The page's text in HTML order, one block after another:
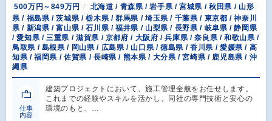
500万円～849万円
北海道 / 青森県 / 岩手県 / 宮城県 / 秋田県 / 山形
県 / 福島県 / 茨城県 / 栃木県 / 群馬県 / 埼玉県 / 千葉県 / 東京都 / 神奈川
県 / 新潟県 / 富山県 / 石川県 / 福井県 / 山梨県 / 長野県 / 岐阜県 / 静岡県
/ 愛知県 / 三重県 / 滋賀県 / 京都府 / 大阪府 / 兵庫県 / 奈良県 / 和歌山県 /
鳥取県 / 島根県 / 岡山県 / 広島県 / 山口県 / 徳島県 / 香川県 / 愛媛県 / 高
知県 / 福岡県 / 佐賀県 / 長崎県 / 熊本県 / 大分県 / 宮崎県 / 鹿児島県 / 沖
縄県
仕事
内容
建築プロジェクトにおいて、施工管理全般をお任せします。
これまでの経験やスキルを活かし、同社の専門技術と安心の
環境のもと、…